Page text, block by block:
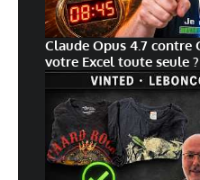
Claude Opus 4.7
votre Excel toute seule ?